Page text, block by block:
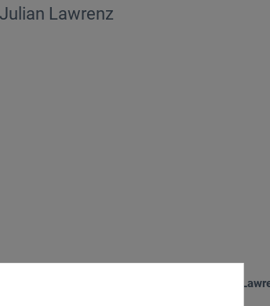
Lawrenz
Zeichnen ging in diesem Jahr an Julian